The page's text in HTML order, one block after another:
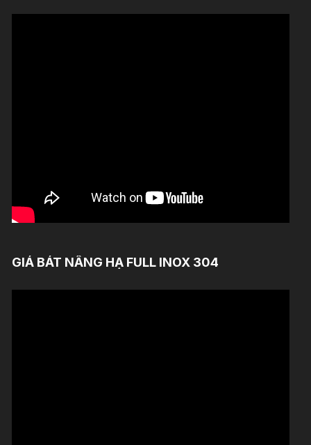
GIÁ BÁT NÂNG HẠ FULL INOX 304